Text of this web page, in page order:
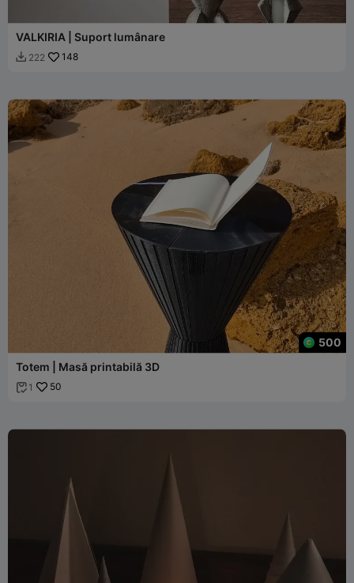
VALKIRIA | Suport lumânare
 222 148
500
Totem | Masă printabilă 3D
 1 50